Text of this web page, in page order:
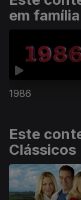
em família
1986
Este
Clássicos